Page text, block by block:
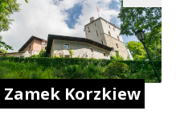
Zamek Korzkiew